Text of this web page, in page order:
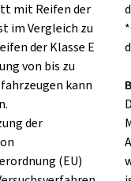
mit Reifen der
im Vergleich zu
der Klasse E
von bis zu
kann
der
(EU)